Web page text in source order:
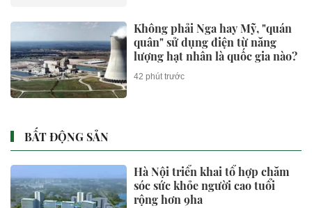
Không phải Nga hay Mỹ, "quán
quân" sử dụng điện từ năng
lượng hạt nhân là quốc gia nào?
42 phút trước
BẤT ĐỘNG SẢN
Hà Nội triển khai tổ hợp chăm
sóc sức khỏe người cao tuổi
rộng hơn 9ha